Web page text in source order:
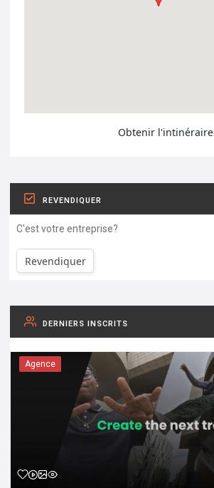
Obtenir l'intinéraire
REVENDIQUER
C'est votre entreprise?
Revendiquer
DERNIERS INSCRITS
Agence